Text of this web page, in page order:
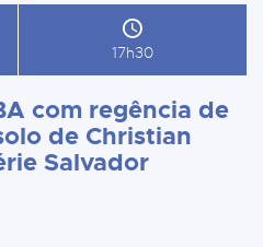
17h30
com regência de
de Christian
Salvador